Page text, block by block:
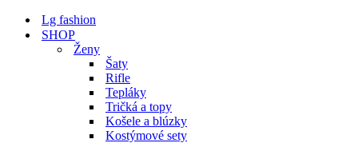
Lg fashion
SHOP
Ženy
Šaty
Rifle
Tepláky
Tričká a topy
Košele a blúzky
Kostýmové sety